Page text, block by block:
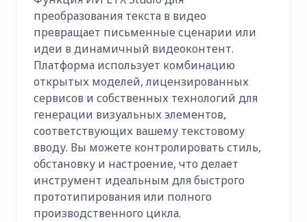
преобразования текста в видео
превращает письменные сценарии или
идеи в динамичный видеоконтент.
Платформа использует комбинацию
открытых моделей, лицензированных
сервисов и собственных технологий для
генерации визуальных элементов,
соответствующих вашему текстовому
вводу. Вы можете контролировать стиль,
обстановку и настроение, что делает
инструмент идеальным для быстрого
прототипирования или полного
производственного цикла.